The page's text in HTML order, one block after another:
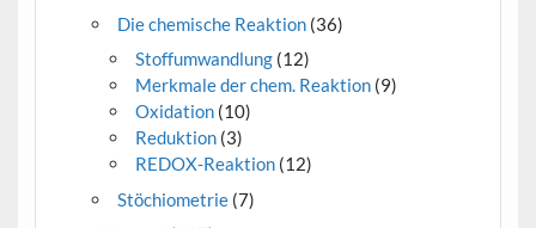
Die chemische Reaktion (36)
Stoffumwandlung (12)
Merkmale der chem. Reaktion (9)
Oxidation (10)
Reduktion (3)
REDOX-Reaktion (12)
Stöchiometrie (7)